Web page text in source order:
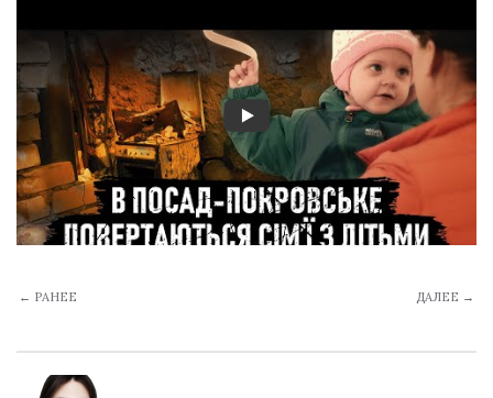
← РАНЕЕ ДАЛЕЕ →